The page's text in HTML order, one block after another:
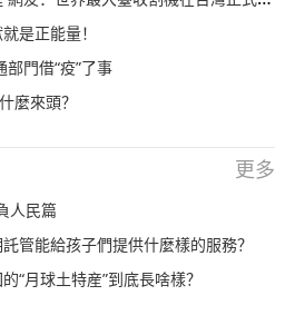
是正能量！
門借“疫”了事
麼來頭？
更多
人民篇
管能給孩子們提供什麼樣的服務？
“月球土特産”到底長啥樣？